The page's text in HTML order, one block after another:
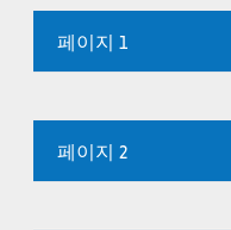
페이지 1
페이지 2